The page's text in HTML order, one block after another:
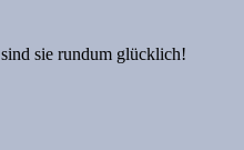
sie rundum glücklich!